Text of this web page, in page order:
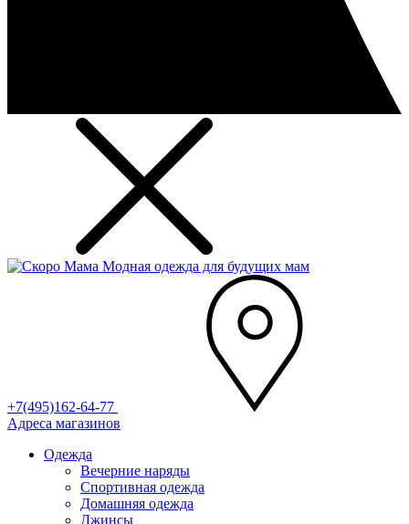
Модная одежда для будущих мам
+7(495)162-64-77
Адреса магазинов
Одежда
Вечерние наряды
Спортивная одежда
Домашняя одежда
Джинсы